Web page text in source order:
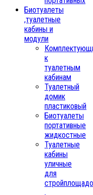
Биотуалеты
,туалетные
кабины и
модули
к
туалетным
кабинам
Туалетный
домик
пластиковый
Биотуалеты
портативные
жидкостные
Туалетные
кабины
уличные
для
,